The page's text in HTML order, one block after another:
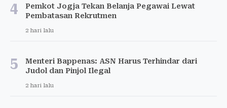
4
Pemkot Jogja Tekan Belanja Pegawai Lewat
Pembatasan Rekrutmen
2 hari lalu
5
Menteri Bappenas: ASN Harus Terhindar dari
Judol dan Pinjol Ilegal
2 hari lalu